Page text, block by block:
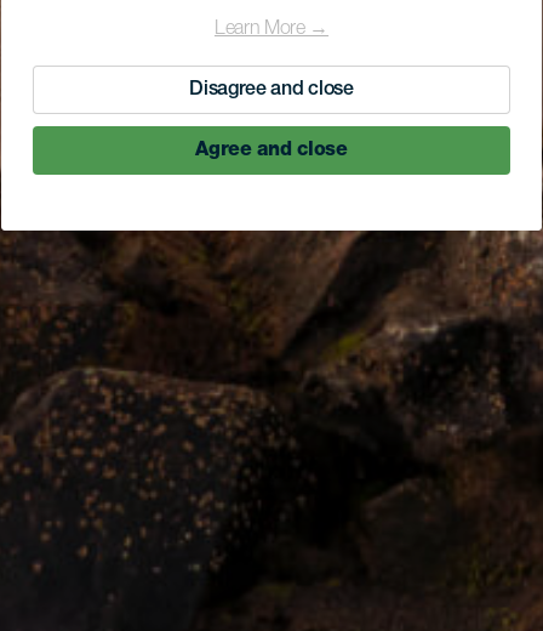
Learn More →
Disagree and close
Agree and close